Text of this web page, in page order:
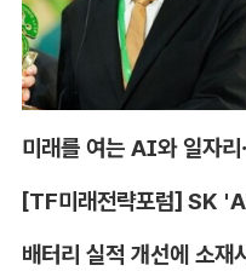
배터리 실적 개선에 소